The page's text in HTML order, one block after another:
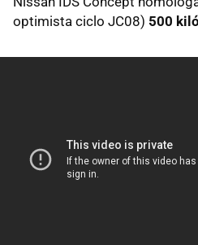
optimista ciclo JC08) 500